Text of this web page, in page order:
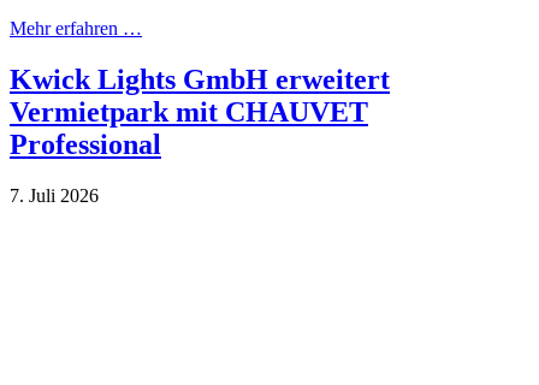
Mehr erfahren …
Kwick Lights GmbH erweitert
Vermietpark mit CHAUVET
Professional
7. Juli 2026